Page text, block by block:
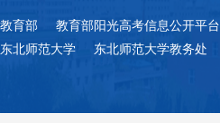
教育部 教育部阳光高考信息公开平台
东北师范大学
东北师范大学教务处